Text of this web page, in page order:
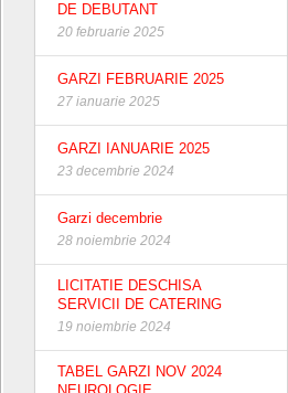
DE DEBUTANT
20 februarie 2025
GARZI FEBRUARIE 2025
27 ianuarie 2025
GARZI IANUARIE 2025
23 decembrie 2024
Garzi decembrie
28 noiembrie 2024
LICITATIE DESCHISA
SERVICII DE CATERING
19 noiembrie 2024
TABEL GARZI NOV 2024